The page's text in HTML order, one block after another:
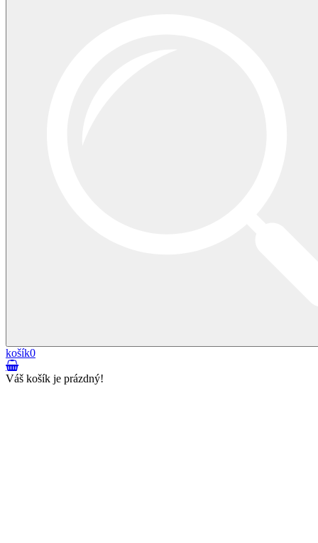
košík0
Váš košík je prázdný!